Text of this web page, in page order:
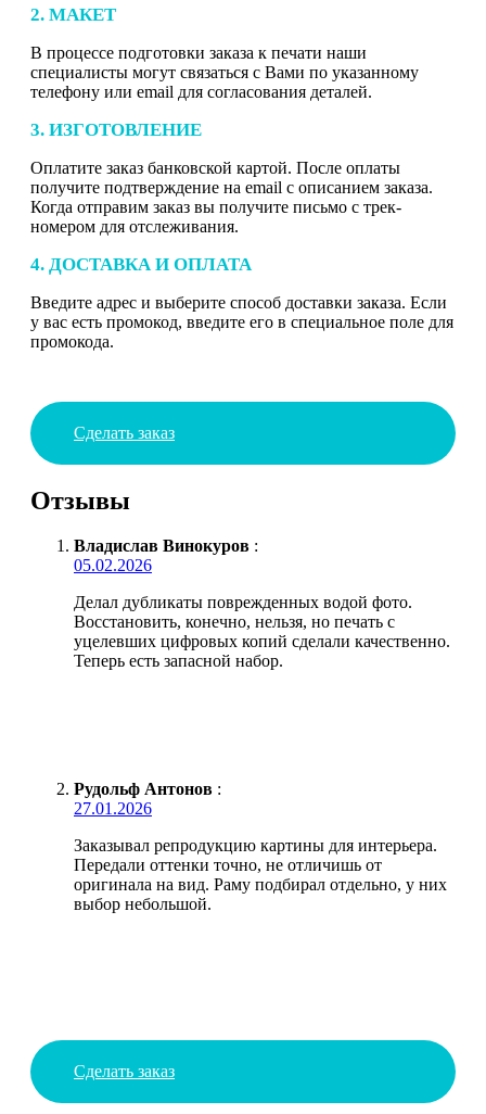
2. МАКЕТ
В процессе подготовки заказа к печати наши
специалисты могут связаться с Вами по указанному
телефону или email для согласования деталей.
3. ИЗГОТОВЛЕНИЕ
Оплатите заказ банковской картой. После оплаты
получите подтверждение на email с описанием заказа.
Когда отправим заказ вы получите письмо с трек-
номером для отслеживания.
4. ДОСТАВКА И ОПЛАТА
Введите адрес и выберите способ доставки заказа. Если
у вас есть промокод, введите его в специальное поле для
промокода.
Сделать заказ
Отзывы
Владислав Винокуров :
05.02.2026
Делал дубликаты поврежденных водой фото.
Восстановить, конечно, нельзя, но печать с
уцелевших цифровых копий сделали качественно.
Теперь есть запасной набор.
Рудольф Антонов :
27.01.2026
Заказывал репродукцию картины для интерьера.
Передали оттенки точно, не отличишь от
оригинала на вид. Раму подбирал отдельно, у них
выбор небольшой.
Сделать заказ